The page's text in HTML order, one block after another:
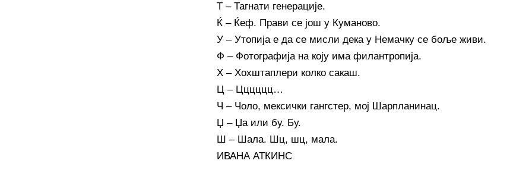
Т – Тагнати генерације.
Ќ – Ќеф. Прави се још у Куманово.
У – Утопија е да се мисли дека у Немачку се боље живи.
Ф – Фотографија на коју има филантропија.
Х – Хохштаплери колко сакаш.
Ц – Цццццц…
Ч – Чоло, мексички гангстер, мој Шарпланинац.
Џ – Џа или бу. Бу.
Ш – Шала. Шц, шц, мала.
ИВАНА АТКИНС